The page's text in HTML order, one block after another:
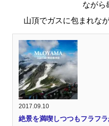
ながら
山頂でガスに包まれな
2017.09.10
絶景を満喫しつつもフラフ